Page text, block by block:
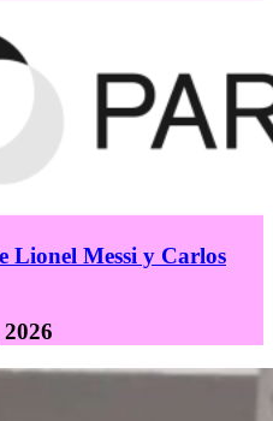
Lionel Messi y Carlos